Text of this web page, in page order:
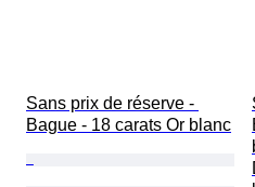
Sans prix de réserve -
Bague - 18 carats Or blanc